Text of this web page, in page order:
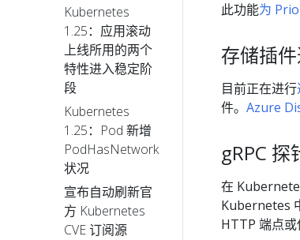
Kubernetes
1.25：应用滚动
上线所用的两个
特性进入稳定阶
段
Kubernetes
1.25：Pod 新增
PodHasNetwork
状况
宣布自动刷新官
方 Kubernetes
CVE 订阅源
此功能为
存储插
目前正在进行
件。 Azure
gRPC
在
Kubernetes
HTTP 端点或